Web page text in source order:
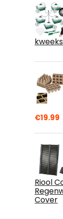
€19.99
Riool
Cover